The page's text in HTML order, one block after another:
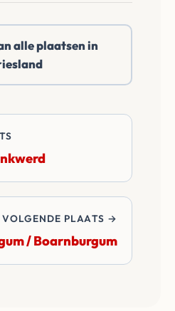
Wij
alle
van
alle plaatsen in
VOLGENDE PLAATS →
/ Boarnburgum